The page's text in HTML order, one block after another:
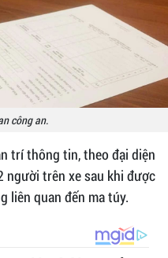
công an.
trí thông tin, theo đại diện
người trên xe sau khi được
liên quan đến ma túy.